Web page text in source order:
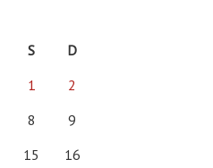
S
D
1
2
8
9
15
16